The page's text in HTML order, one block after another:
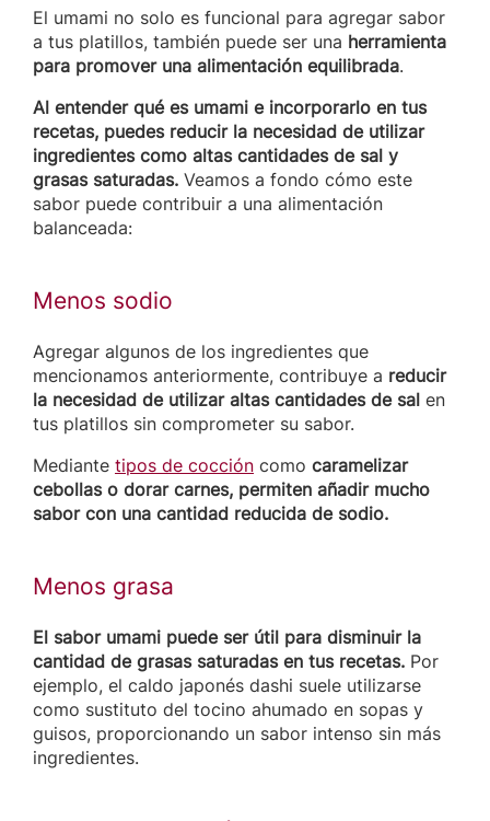
El umami no solo es funcional para agregar sabor
a tus platillos, también puede ser una herramienta
para promover una alimentación equilibrada.
Al entender qué es umami e incorporarlo en tus
recetas, puedes reducir la necesidad de utilizar
ingredientes como altas cantidades de sal y
grasas saturadas. Veamos a fondo cómo este
sabor puede contribuir a una alimentación
balanceada:
Menos sodio
Agregar algunos de los ingredientes que
mencionamos anteriormente, contribuye a reducir
la necesidad de utilizar altas cantidades de sal en
tus platillos sin comprometer su sabor.
Mediante tipos de cocción como caramelizar
cebollas o dorar carnes, permiten añadir mucho
sabor con una cantidad reducida de sodio.
Menos grasa
El sabor umami puede ser útil para disminuir la
cantidad de grasas saturadas en tus recetas. Por
ejemplo, el caldo japonés dashi suele utilizarse
como sustituto del tocino ahumado en sopas y
guisos, proporcionando un sabor intenso sin más
ingredientes.